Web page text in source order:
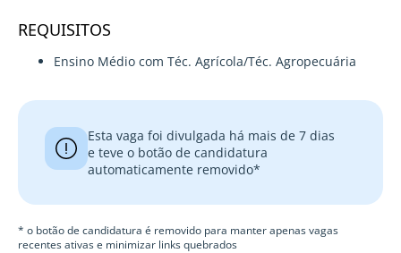
REQUISITOS
Ensino Médio com Téc. Agrícola/Téc. Agropecuária
Esta vaga foi divulgada há mais de 7 dias
e teve o botão de candidatura
automaticamente removido*
* o botão de candidatura é removido para manter apenas vagas
recentes ativas e minimizar links quebrados